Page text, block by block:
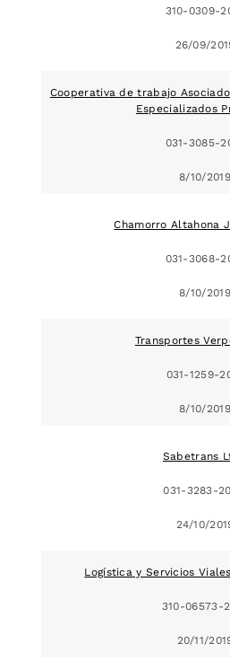
310-0309-
26/09/
Cooperativa de trabajo
Especializados
031-3085-
8/10/2019
Chamorro Altahona
031-3068-
8/10/2019
Transportes
031-1259-
8/10/2019
Sabetrans
031-3283-
24/10/
Logística y Servicios
310-06573-
20/11/